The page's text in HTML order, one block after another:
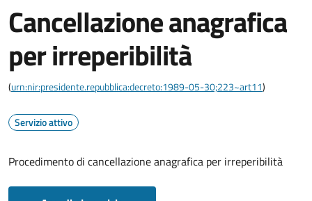
Cancellazione anagrafica
per irreperibilità
(urn:nir:presidente.repubblica:decreto:1989-05-30;223~art11)
Servizio attivo
Procedimento di cancellazione anagrafica per irreperibilità